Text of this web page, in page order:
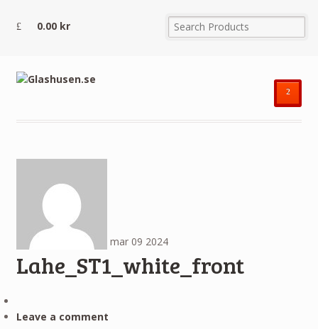
0.00 kr
²
mar 09 2024
Lahe_ST1_white_front
Leave a comment